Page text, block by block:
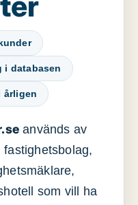
i databasen
årligen
används av
som vill ha